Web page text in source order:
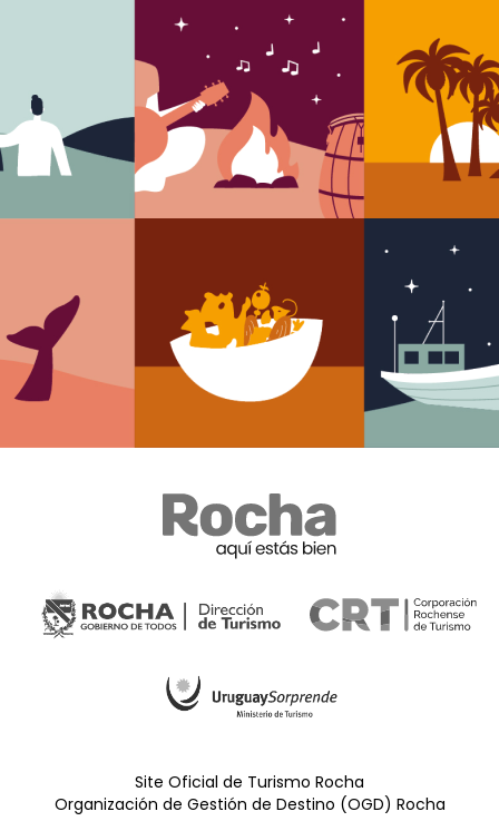
Site Oficial de Turismo Rocha
Organización de Gestión de Destino (OGD) Rocha